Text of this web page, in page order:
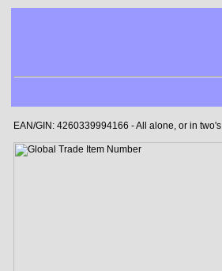
EAN/GIN: 4260339994166 - All alone, or in